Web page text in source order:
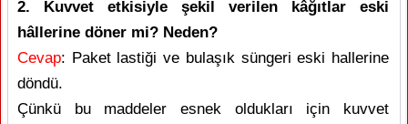
2. Kuvvet etkisiyle şekil verilen kâğıtlar eski
hâllerine döner mi? Neden?
Cevap: Paket lastiği ve bulaşık süngeri eski hallerine
döndü.
Çünkü bu maddeler esnek oldukları için kuvvet